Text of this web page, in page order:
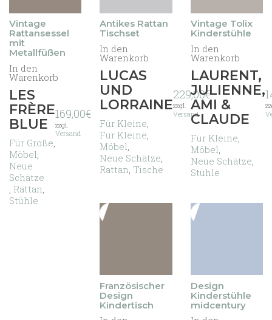
Vintage
Rattansessel
mit
Metallfüßen
In den
Warenkorb
LES
FRÈRE
BLUE
Für Große,
Möbel,
Neue
Schätze
, Rattan,
Stühle
169,00€
zzgl.
Versand
Antikes Rattan
Tischset
In den
Warenkorb
LUCAS
UND
LORRAINE
Für Kleine,
Für Kleine,
Möbel,
Neue Schätze,
Rattan, Tische
229,00€
zzgl.
Versand
Vintage Tolix
Kinderstühle
In den
Warenkorb
LAURENT,
JULIENNE,
AMI &
CLAUDE
Für Kleine,
Möbel,
Neue Schätze,
Stühle
Französischer
Design
Kindertisch
Design
Kinderstühle
midcentury